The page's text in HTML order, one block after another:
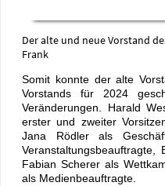
Der alte und neue Vorstand
Frank
Somit konnte der alte
Vorstands für 2024
Veränderungen. Harald
erster und zweiter
Jana Rödler als
Veranstaltungsbeauftragte,
Fabian Scherer als
als Medienbeauftragte.